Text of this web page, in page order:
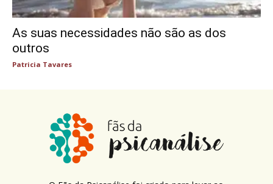
As suas necessidades não são as dos
outros
Patricia Tavares